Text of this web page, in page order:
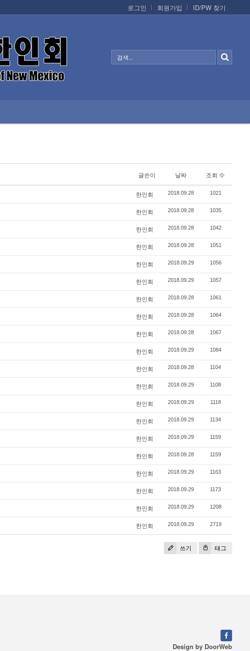
로그인
회원가입 ID/PW 찾기
글쓴이 날짜 조회 수
한인회 2018.09.28 1021
한인회 2018.09.28 1035
한인회 2018.09.28 1042
한인회 2018.09.28 1051
한인회 2018.09.29 1056
한인회 2018.09.29 1057
한인회 2018.09.28 1061
한인회 2018.09.28 1064
한인회 2018.09.28 1067
한인회 2018.09.29 1084
한인회 2018.09.28 1104
한인회 2018.09.29 1108
한인회 2018.09.29 1118
한인회 2018.09.29 1134
한인회 2018.09.29 1159
한인회 2018.09.28 1159
한인회 2018.09.29 1163
한인회 2018.09.29 1173
한인회 2018.09.29 1208
한인회 2018.09.29 2719
쓰기 태그
Design by DoorWeb